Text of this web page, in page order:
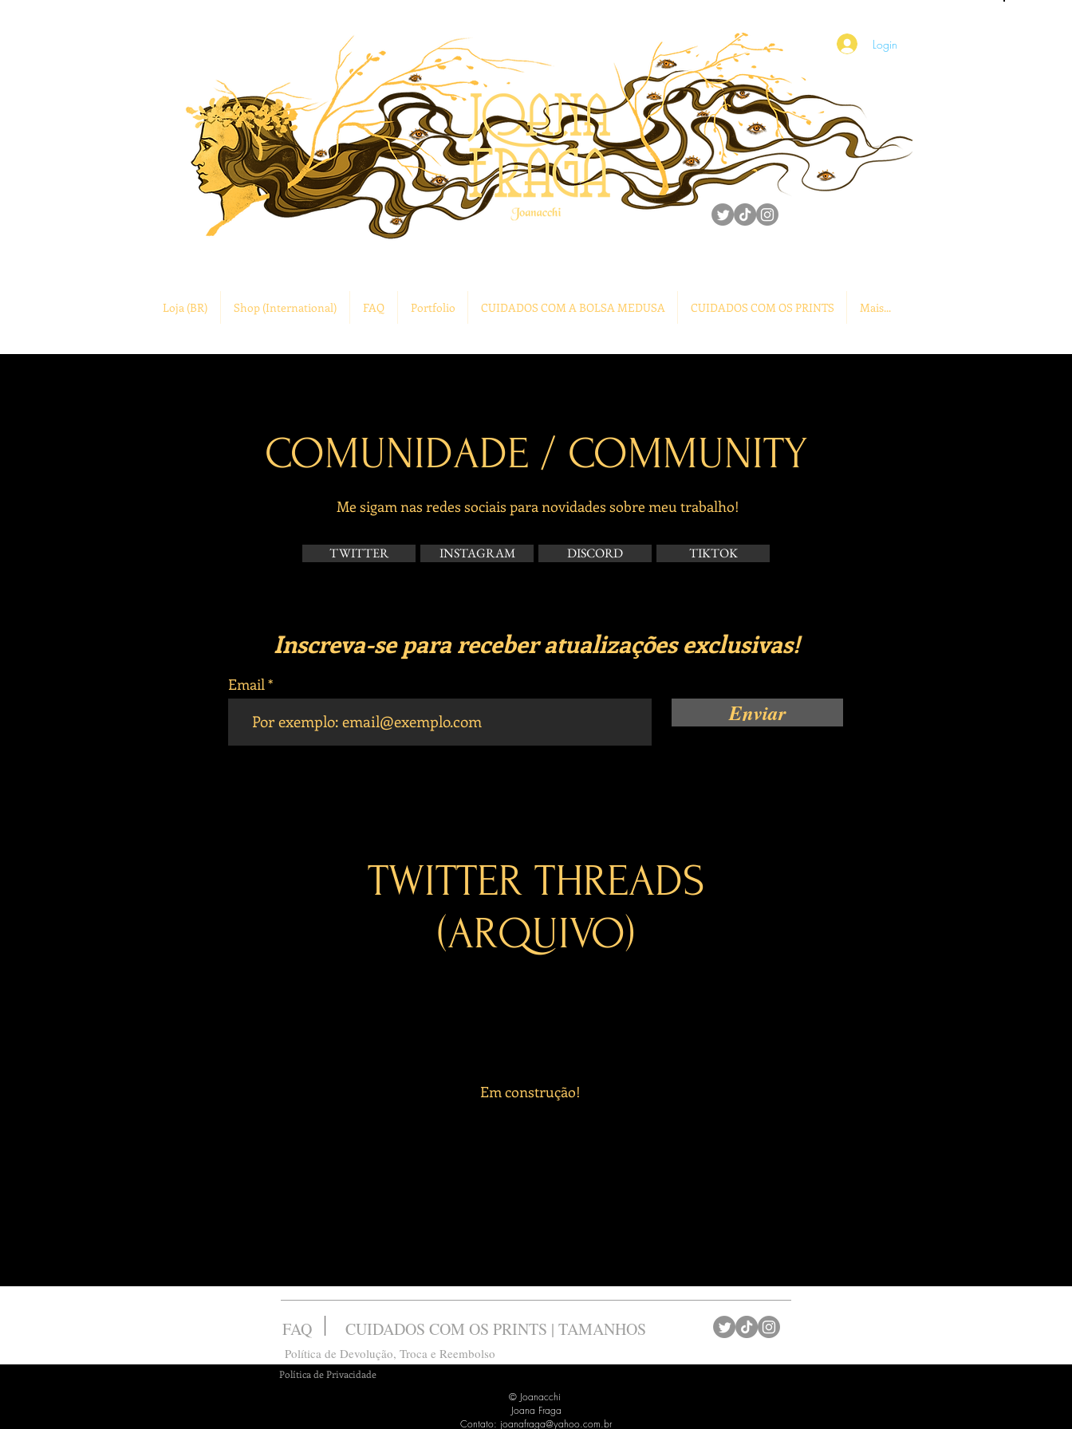
Login
Loja (BR) Shop (International) FAQ Portfolio CUIDADOS COM A BOLSA MEDUSA CUIDADOS COM OS PRINTS Mais...
COMUNIDADE / COMMUNITY
Me sigam nas redes sociais para novidades sobre meu trabalho!
TWITTER INSTAGRAM DISCORD TIKTOK
Inscreva-se para receber atualizações exclusivas!
Email
Enviar
TWITTER THREADS
(ARQUIVO)
Em construção!
FAQ CUIDADOS COM OS PRINTS | TAMANHOS
Política de Devolução, Troca e Reembolso
Política de Privacidade
© Joanacchi
Joana Fraga
Contato: joanafraga@yahoo.com.br